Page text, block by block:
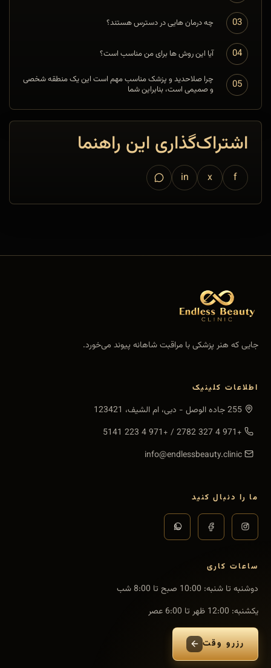
03 چه درمان هایی در دسترس هستند؟
04 آیا این روش ها برای من مناسب است؟
05
چرا صلاحدید و پزشک مناسب مهم است این یک منطقه شخصی
و صمیمی است، بنابراین شما
اشتراک‌گذاری این راهنما
f
x
in
جایی که هنر پزشکی با مراقبت شاهانه پیوند می‌خورد.
اطلاعات کلینیک
255 جاده الوصل - دبی، ام الشیف، 123421
+971 4 327 2782
/
+971 4 223 5141
info@endlessbeauty.clinic
ما را دنبال کنید
ساعات کاری
دوشنبه تا شنبه: 10:00 صبح تا 8:00 شب
یکشنبه: 12:00 ظهر تا 6:00 عصر
رزرو وقت